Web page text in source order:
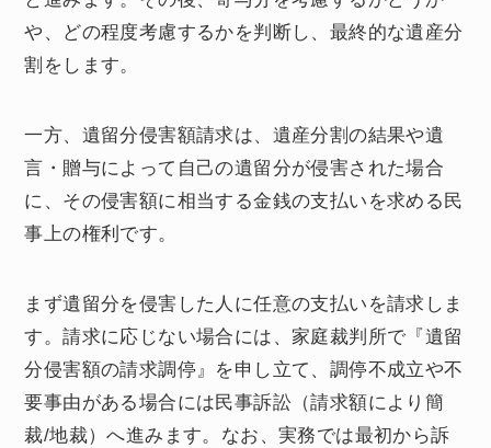
や、どの程度考慮するかを判断し、最終的な遺産分
割をします。
一方、遺留分侵害額請求は、遺産分割の結果や遺
言・贈与によって自己の遺留分が侵害された場合
に、その侵害額に相当する金銭の支払いを求める民
事上の権利です。
まず遺留分を侵害した人に任意の支払いを請求しま
す。請求に応じない場合には、家庭裁判所で『遺留
分侵害額の請求調停』を申し立て、調停不成立や不
要事由がある場合には民事訴訟（請求額により簡
裁/地裁）へ進みます。なお、実務では最初から訴